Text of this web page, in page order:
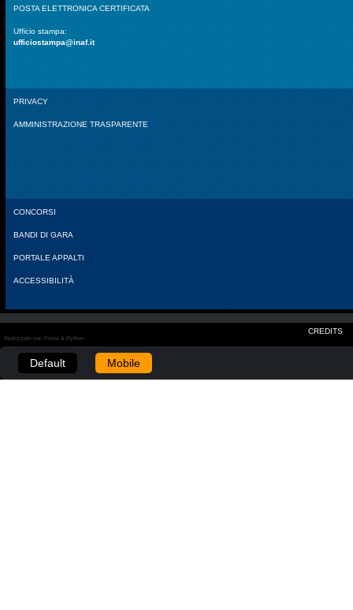
POSTA ELETTRONICA CERTIFICATA
Ufficio stampa:
ufficiostampa@inaf.it
PRIVACY
AMMINISTRAZIONE TRASPARENTE
CONCORSI
BANDI DI GARA
PORTALE APPALTI
ACCESSIBILITÀ
CREDITS
Realizzato con Plone & Python
Default Mobile